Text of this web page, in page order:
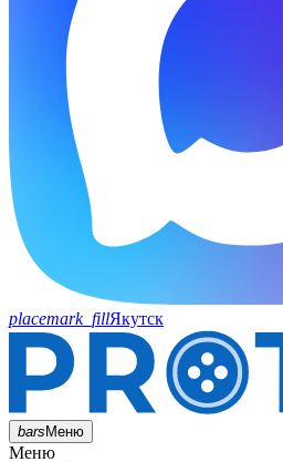
placemark_fillЯкутск
barsМеню
Меню